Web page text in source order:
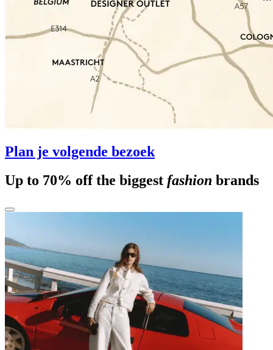
Plan je volgende bezoek
Up to 70% off the biggest fashion brands